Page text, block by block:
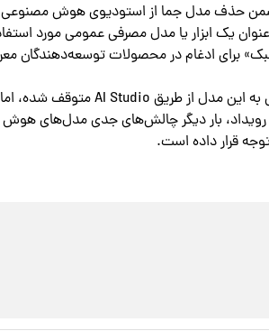
حذف مدل جما از استودیوی هوش مصنوعی
یک ابزار یا مدل مصرفی عمومی مورد
برای ادغام در محصولات توسعه‌دهندگان
رویداد، بار دیگر چالش‌های جدی مدل‌های
قرار داده است.